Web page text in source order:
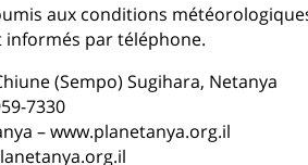
aux conditions
par téléphone.
(Sempo) Sugihara, Netanya
7330
–www.planetanya.org.il